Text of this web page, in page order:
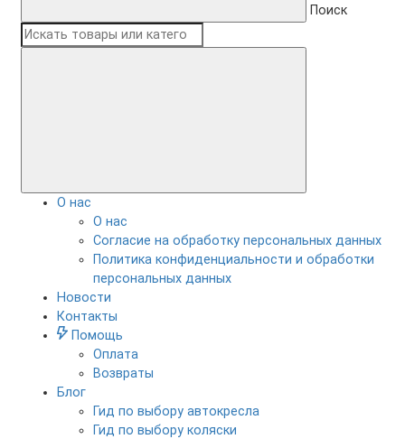
Поиск
О нас
О нас
Согласие на обработку персональных данных
Политика конфиденциальности и обработки
персональных данных
Новости
Контакты
Помощь
Оплата
Возвраты
Блог
Гид по выбору автокресла
Гид по выбору коляски